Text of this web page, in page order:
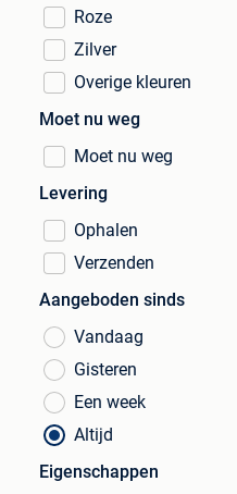
Roze
Zilver
Overige kleuren
Moet nu weg
Moet nu weg
Levering
Ophalen
Verzenden
Aangeboden sinds
Vandaag
Gisteren
Een week
Altijd
Eigenschappen